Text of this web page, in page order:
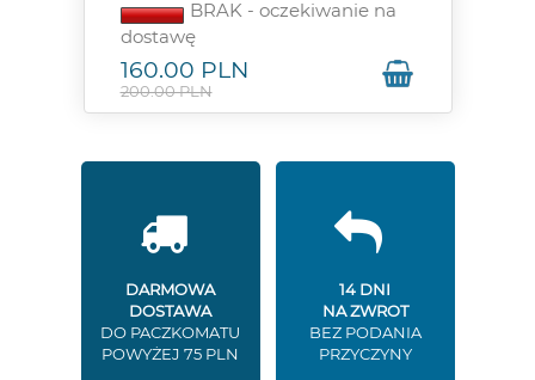
PALIO IIBRAK - oczekiwanie na
dostawę
160.00 PLN
200.00 PLN
DARMOWA
DOSTAWA
DO PACZKOMATU
POWYŻEJ 75 PLN
14 DNI
NA ZWROT
BEZ PODANIA
PRZYCZYNY